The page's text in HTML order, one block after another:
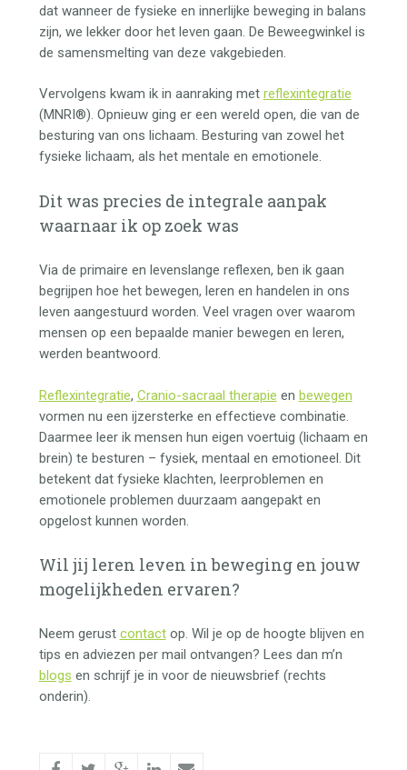
dat wanneer de fysieke en innerlijke beweging in balans
zijn, we lekker door het leven gaan. De Beweegwinkel is
de samensmelting van deze vakgebieden.
Vervolgens kwam ik in aanraking met reflexintegratie
(MNRI®). Opnieuw ging er een wereld open, die van de
besturing van ons lichaam. Besturing van zowel het
fysieke lichaam, als het mentale en emotionele.
Dit was precies de integrale aanpak
waarnaar ik op zoek was
Via de primaire en levenslange reflexen, ben ik gaan
begrijpen hoe het bewegen, leren en handelen in ons
leven aangestuurd worden. Veel vragen over waarom
mensen op een bepaalde manier bewegen en leren,
werden beantwoord.
Reflexintegratie, Cranio-sacraal therapie en bewegen
vormen nu een ijzersterke en effectieve combinatie.
Daarmee leer ik mensen hun eigen voertuig (lichaam en
brein) te besturen – fysiek, mentaal en emotioneel. Dit
betekent dat fysieke klachten, leerproblemen en
emotionele problemen duurzaam aangepakt en
opgelost kunnen worden.
Wil jij leren leven inbewegingen jouw
mogelijkheden ervaren?
Neem gerust contactop. Wil je op de hoogte blijven en
tips en adviezen per mail ontvangen? Lees dan m’n
blogs en schrijf je in voor de nieuwsbrief (rechts
onderin).